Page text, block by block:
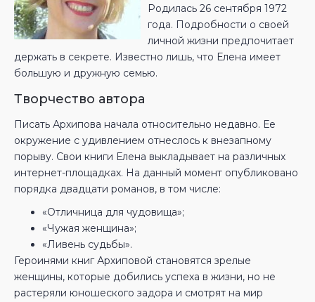
Родилась 26 сентября 1972
года. Подробности о своей
личной жизни предпочитает
держать в секрете. Известно лишь, что Елена имеет
большую и дружную семью.
Творчество автора
Писать Архипова начала относительно недавно. Ее
окружение с удивлением отнеслось к внезапному
порыву. Свои книги Елена выкладывает на различных
интернет-площадках. На данный момент опубликовано
порядка двадцати романов, в том числе:
«Отличница для чудовища»;
«Чужая женщина»;
«Ливень судьбы».
Героинями книг Архиповой становятся зрелые
женщины, которые добились успеха в жизни, но не
растеряли юношеского задора и смотрят на мир